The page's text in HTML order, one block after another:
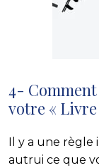
4-
votre « Livre
Il y a une
autrui ce que